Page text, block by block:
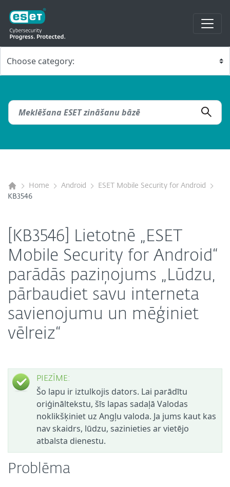
Home Android
ESET Mobile Security for Android
KB3546
[KB3546] Lietotnē „ESET
Mobile Security for Android“
parādās paziņojums „Lūdzu,
pārbaudiet savu interneta
savienojumu un mēģiniet
vēlreiz“
PIEZĪME:
Šo lapu ir iztulkojis dators. Lai parādītu
oriģināltekstu, šīs lapas sadaļā Valodas
noklikšķiniet uz Angļu valoda. Ja jums kaut kas
nav skaidrs, lūdzu, sazinieties ar vietējo
atbalsta dienestu.
Problēma